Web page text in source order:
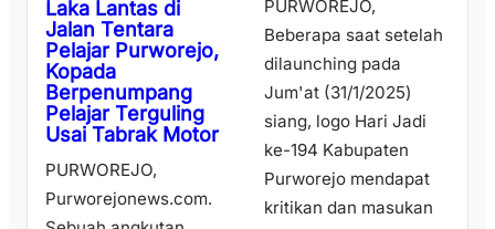
Laka Lantas di
Jalan Tentara
Pelajar Purworejo,
Kopada
Berpenumpang
Pelajar Terguling
Usai Tabrak Motor
PURWOREJO,
Purworejonews.com.
PURWOREJO,
Beberapa saat setelah
dilaunching pada
Jum'at (31/1/2025)
siang, logo Hari Jadi
ke-194 Kabupaten
Purworejo mendapat
kritikan dan masukan